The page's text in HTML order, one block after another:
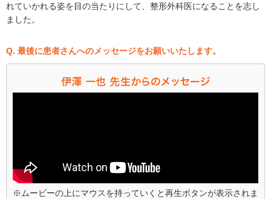
れていかれる姿を目の当たりにして、整形外科医になることを志し
ました。
Q. 最後に患者さんへのメッセージをお願いいたします。
※ムービーの上にマウスを持っていくと再生ボタンが表示されま